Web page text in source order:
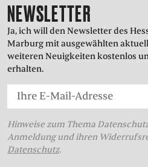
NEWSLETTER
Ja, ich will den Newsletter des
Marburg mit ausgewählten
weiteren Neuigkeiten kostenlos
erhalten.
Hinweise zum Thema
Anmeldung und ihren
Datenschutz.